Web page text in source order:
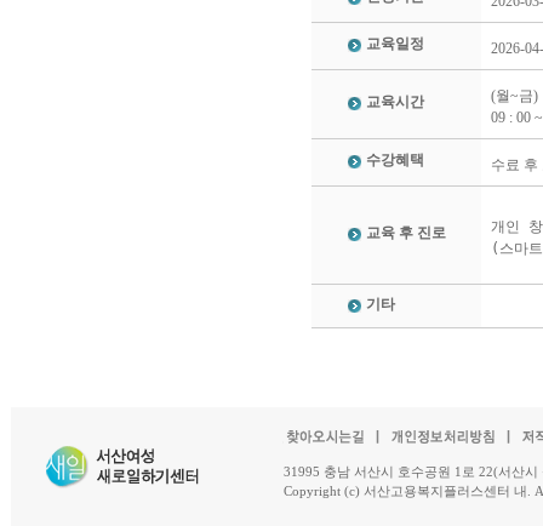
교육일정 2026-
교육시간
(월~금)
09 : 00
수강혜택 수료 후
교육 후 진로
개인
(스마
기타
31995 충남 서산시 호수공원 1로 22(서산
Copyright (c) 서산고용복지플러스센터 내.